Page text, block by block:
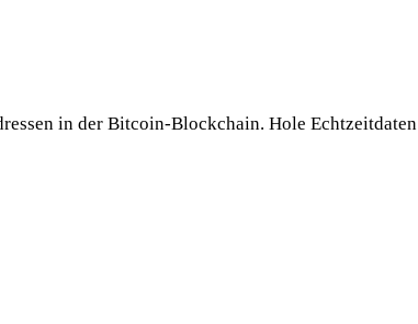
in der Bitcoin-Blockchain. Hole Echtzeitdaten